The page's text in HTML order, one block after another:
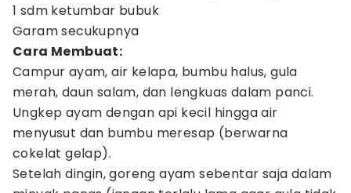
1 sdm ketumbar bubuk
Garam secukupnya
Cara Membuat:
Campur ayam, air kelapa, bumbu halus, gula
merah, daun salam, dan lengkuas dalam panci.
Ungkep ayam dengan api kecil hingga air
menyusut dan bumbu meresap (berwarna
cokelat gelap).
Setelah dingin, goreng ayam sebentar saja dalam